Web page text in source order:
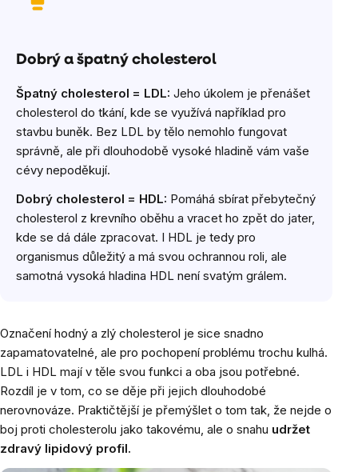
Dobrý a špatný cholesterol
Špatný cholesterol = LDL: Jeho úkolem je přenášet
cholesterol do tkání, kde se využívá například pro
stavbu buněk. Bez LDL by tělo nemohlo fungovat
správně, ale při dlouhodobě vysoké hladině vám vaše
cévy nepoděkují.
Dobrý cholesterol = HDL: Pomáhá sbírat přebytečný
cholesterol z krevního oběhu a vracet ho zpět do jater,
kde se dá dále zpracovat. I HDL je tedy pro
organismus důležitý a má svou ochrannou roli, ale
samotná vysoká hladina HDL není svatým grálem.
Označení hodný a zlý cholesterol je sice snadno
zapamatovatelné, ale pro pochopení problému trochu kulhá.
LDL i HDL mají v těle svou funkci a oba jsou potřebné.
Rozdíl je v tom, co se děje při jejich dlouhodobé
nerovnováze. Praktičtější je přemýšlet o tom tak, že nejde o
boj proti cholesterolu jako takovému, ale o snahu udržet
zdravý lipidový profil.